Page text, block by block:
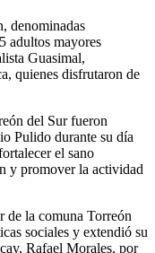
denominadas
adultos mayores
Guasimal,
quienes disfrutaron de
del Sur fueron
Pulido durante su día
el sano
y promover la actividad
de la comuna Torreón
sociales y extendió su
Rafael Morales, por